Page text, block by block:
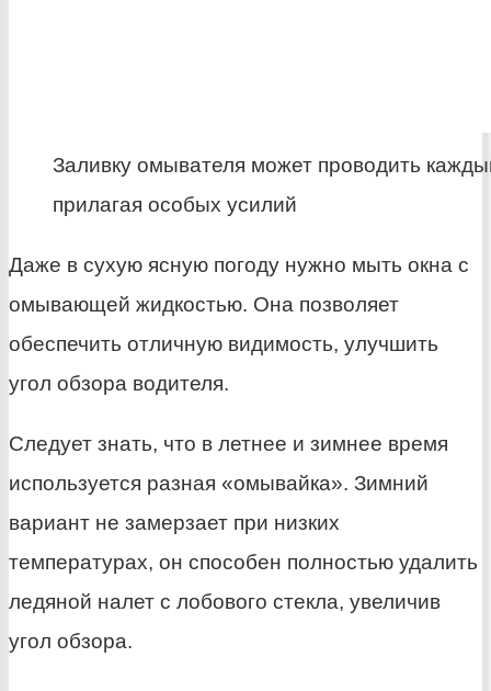
Заливку омывателя может проводить
прилагая особых усилий
Даже в сухую ясную погоду нужно мыть окна с
омывающей жидкостью. Она позволяет
обеспечить отличную видимость, улучшить
угол обзора водителя.
Следует знать, что в летнее и зимнее время
используется разная «омывайка». Зимний
вариант не замерзает при низких
температурах, он способен полностью удалить
ледяной налет с лобового стекла, увеличив
угол обзора.